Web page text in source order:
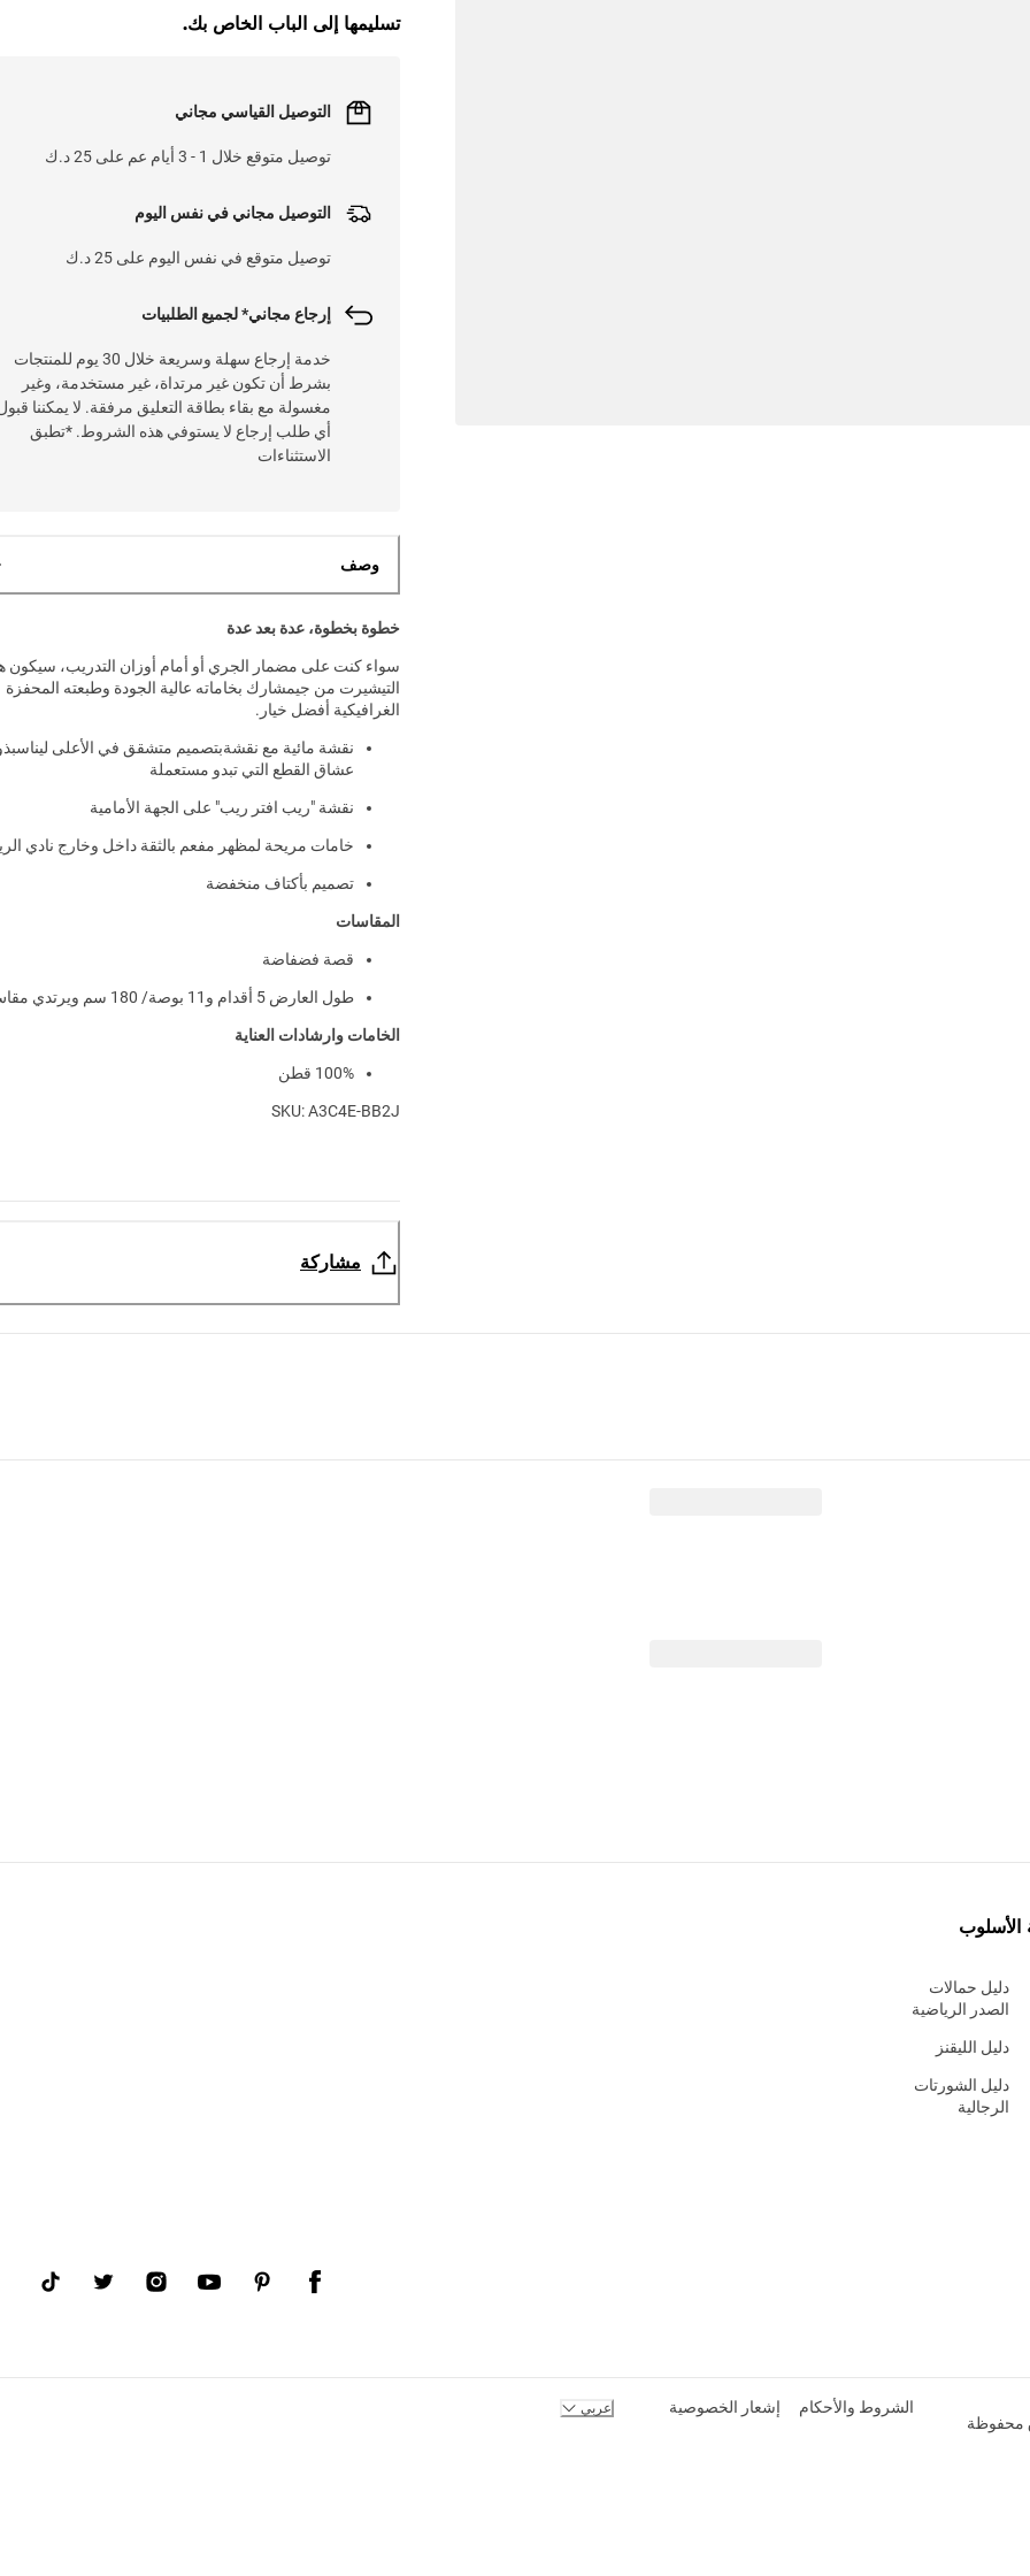
تسليمها إلى الباب الخاص بك.
التوصيل القياسي مجاني
توصيل متوقع خلال 1 - 3 أيام عم على 25 د.ك
التوصيل مجاني في نفس اليوم
توصيل متوقع في نفس اليوم على 25 د.ك
إرجاع مجاني* لجميع الطلبيات
خدمة إرجاع سهلة وسريعة خلال 30 يوم للمنتجات
بشرط أن تكون غير مرتداة، غير مستخدمة، وغير
مغسولة مع بقاء بطاقة التعليق مرفقة. لا يمكننا
أي طلب إرجاع لا يستوفي هذه الشروط. *تطبق
الاستثناءات
وصف
خطوة بخطوة، عدة بعد عدة
سواء كنت على مضمار الجري أو أمام أوزان التدريب، سيكون
التيشيرت من جيمشارك بخاماته عالية الجودة وطبعته المحفزة
الغرافيكية أفضل خيار.
نقشة مائية مع نقشةبتصميم متشقق في الأعلى
عشاق القطع التي تبدو مستعملة
نقشة "ريب افتر ريب" على الجهة الأمامية
خامات مريحة لمظهر مفعم بالثقة داخل وخارج نادي
تصميم بأكتاف منخفضة
المقاسات
قصة فضفاضة
طول العارض 5 أقدام و11 بوصة/ 180 سم ويرتدي مقاس M
الخامات وارشادات العناية
100% قطن
SKU: A3C4E-BB2J
مشاركة
الأسلوب
دليل حمالات
الصدر الرياضية
دليل الليقنز
دليل الشورتات
الرجالية
الشروط والأحكام إشعار الخصوصية عربي